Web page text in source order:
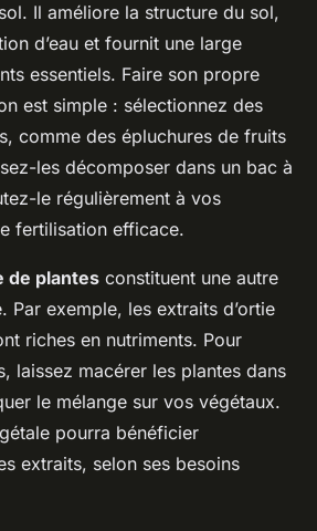
Il améliore la structure du sol,
d’eau et fournit une large
essentiels. Faire son propre
est simple : sélectionnez des
comme des épluchures de fruits
les décomposer dans un bac à
le régulièrement à vos
fertilisation efficace.
de plantes constituent une autre
Par exemple, les extraits d’ortie
riches en nutriments. Pour
laissez macérer les plantes dans
le mélange sur vos végétaux.
pourra bénéficier
extraits, selon ses besoins